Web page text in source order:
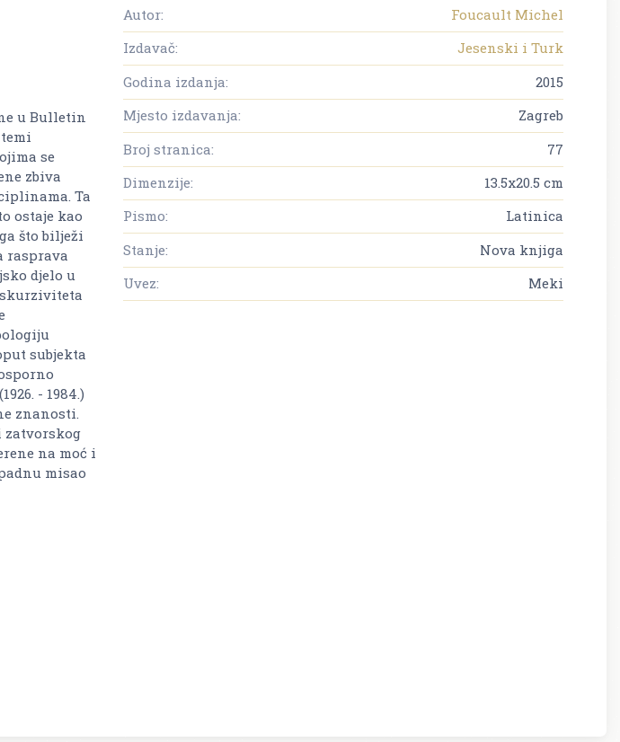
u Bulletin
se
zbiva
Ta
ostaje kao
što bilježi
rasprava
djelo u
subjekta
- 1984.)
znanosti.
na moć i
misao
Autor:
Foucault Michel
Izdavač:
Jesenski i Turk
Godina izdanja:
2015
Mjesto izdavanja:
Zagreb
Broj stranica:
77
Dimenzije:
13.5x20.5 cm
Pismo:
Latinica
Stanje:
Nova knjiga
Uvez:
Meki